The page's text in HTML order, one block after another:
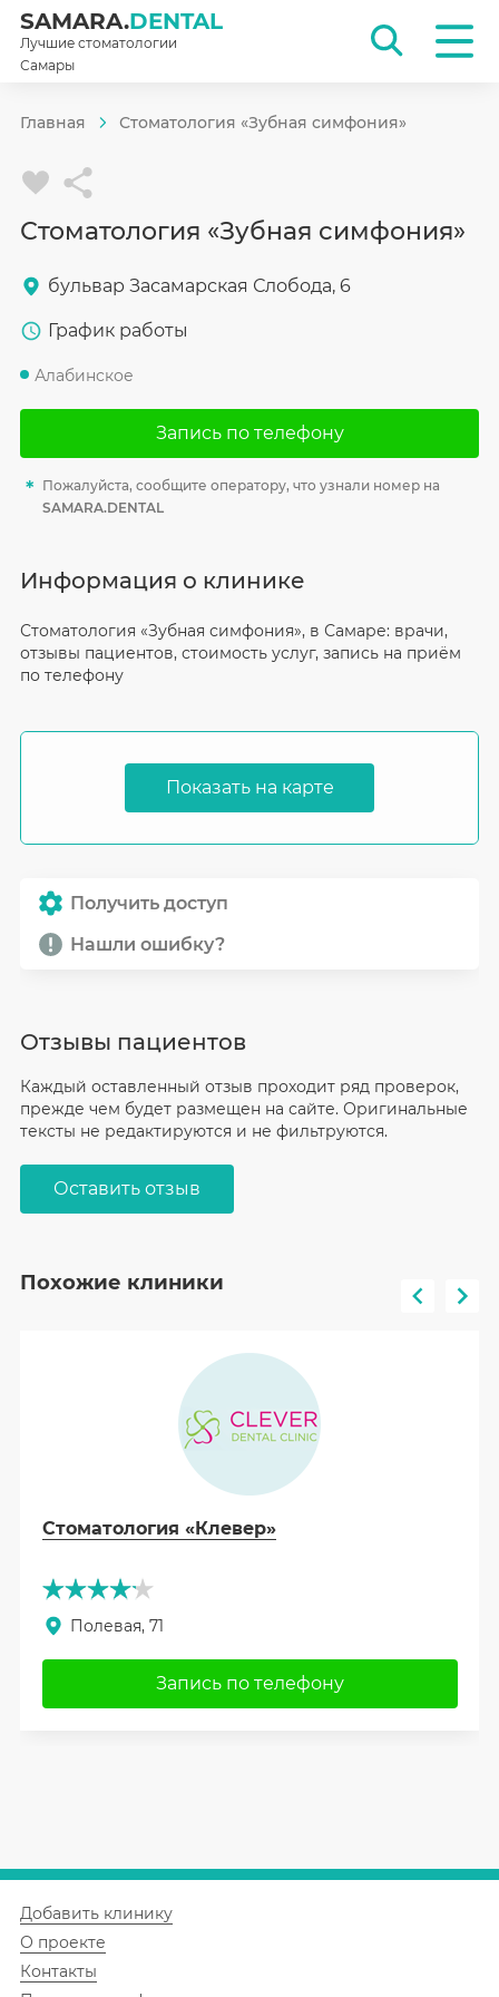
SAMARA.DENTAL
Лучшие стоматологии
Самары
Главная Стоматология «Зубная симфония»
Стоматология «Зубная симфония»
бульвар Засамарская Слобода, 6
График работы
Алабинское
Запись по телефону
Пожалуйста, сообщите оператору, что узнали номер на
SAMARA.DENTAL
Информация о клинике
Стоматология «Зубная симфония», в Самаре: врачи,
отзывы пациентов, стоимость услуг, запись на приём
по телефону
Показать на карте
Получить доступ
Нашли ошибку?
Отзывы пациентов
Каждый оставленный отзыв проходит ряд проверок,
прежде чем будет размещен на сайте. Оригинальные
тексты не редактируются и не фильтруются.
Оставить отзыв
Похожие клиники
Стоматология «Клевер»
Полевая, 71
Запись по телефону
Добавить клинику
О проекте
Контакты